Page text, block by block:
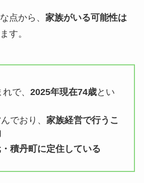
点から、 家族がいる可能性は
す。
で、 2025年現在74歳とい
でおり、 家族経営で行うこ
積丹町に定住している